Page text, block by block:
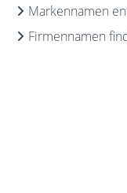
Markennamen
Firmennamen